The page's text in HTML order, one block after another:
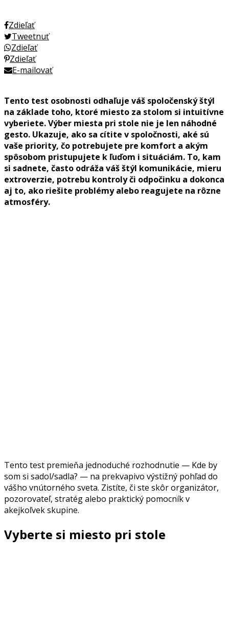
Zdieľať
Tweetnuť
Zdieľať
Zdieľať
E-mailovať
Tento test osobnosti odhaľuje váš spoločenský štýl
na základe toho, ktoré miesto za stolom si intuitívne
vyberiete. Výber miesta pri stole nie je len náhodné
gesto. Ukazuje, ako sa cítite v spoločnosti, aké sú
vaše priority, čo potrebujete pre komfort a akým
spôsobom pristupujete k ľuďom i situáciám. To, kam
si sadnete, často odráža váš štýl komunikácie, mieru
extroverzie, potrebu kontroly či odpočinku a dokonca
aj to, ako riešite problémy alebo reagujete na rôzne
atmosféry.
Tento test premieňa jednoduché rozhodnutie — Kde by
som si sadol/sadla? — na prekvapivo výstižný pohľad do
vášho vnútorného sveta. Zistíte, či ste skôr organizátor,
pozorovateľ, stratég alebo praktický pomocník v
akejkoľvek skupine.
Vyberte si miesto pri stole